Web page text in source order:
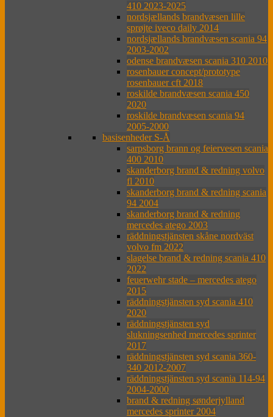
410 2023-2025
nordsjællands brandvæsen lille
sprøjte iveco daily 2014
nordsjællands brandvæsen scania 94
2003-2002
odense brandvæsen scania 310 2010
rosenbauer concept/prototype
rosenbauer cft 2018
roskilde brandvæsen scania 450
2020
roskilde brandvæsen scania 94
2005-2000
basisenheder S-Å
sarpsborg brann og feiervesen scania
400 2010
skanderborg brand & redning volvo
fl 2010
skanderborg brand & redning scania
94 2004
skanderborg brand & redning
mercedes atego 2003
räddningstjänsten skåne nordväst
volvo fm 2022
slagelse brand & redning scania 410
2022
feuerwehr stade – mercedes atego
2015
räddningstjänsten syd scania 410
2020
räddningstjänsten syd
slukningsenhed mercedes sprinter
2017
räddningstjänsten syd scania 360-
340 2012-2007
räddningstjänsten syd scania 114-94
2004-2000
brand & redning sønderjylland
mercedes sprinter 2004